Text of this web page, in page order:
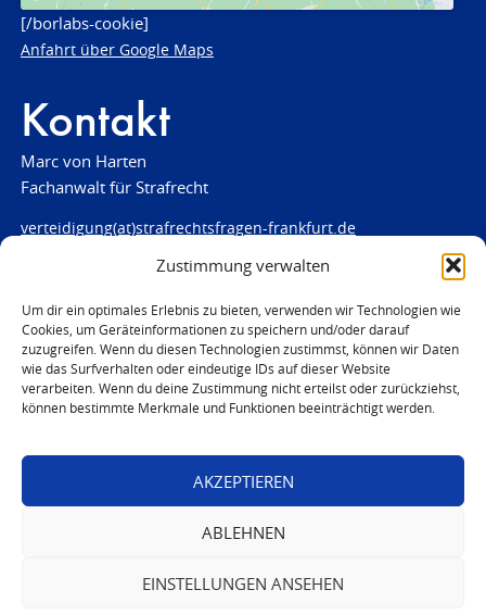
Zustimmung verwalten
Um dir ein optimales Erlebnis zu bieten, verwenden wir Technologien wie
Cookies, um Geräteinformationen zu speichern und/oder darauf
zuzugreifen. Wenn du diesen Technologien zustimmst, können wir Daten
wie das Surfverhalten oder eindeutige IDs auf dieser Website
verarbeiten. Wenn du deine Zustimmung nicht erteilst oder zurückziehst,
können bestimmte Merkmale und Funktionen beeinträchtigt werden.
AKZEPTIEREN
ABLEHNEN
EINSTELLUNGEN ANSEHEN
[/borlabs-cookie]
Anfahrt über Google Maps
Kontakt
Marc von Harten
Fachanwalt für Strafrecht
verteidigung(at)strafrechtsfragen-frankfurt.de
www.strafrechtsfragen-frankfurt.de
Louisenstraße 84
61348 Bad Homburg
Telefon:06172 - 66 28 00
Telefax: 06172 - 66 28 01
0171 - 691 67 67